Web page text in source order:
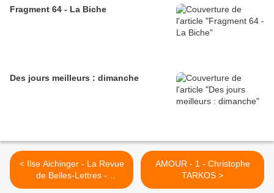
Fragment 64 - La Biche
Des jours meilleurs : dimanche
< Ilse Aichinger - La Revue
de Belles-Lettres -
Questionnaire
AMOUR - 1 - Christophe
TARKOS >